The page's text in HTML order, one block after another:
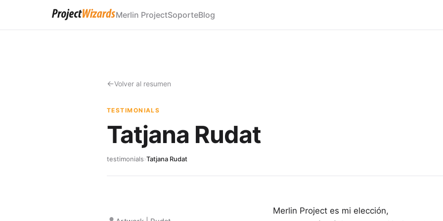
Merlin ProjectSoporteBlog
Volver al resumen
TESTIMONIALS
Tatjana Rudat
testimonials›Tatjana Rudat
Merlin Project es mi elección,